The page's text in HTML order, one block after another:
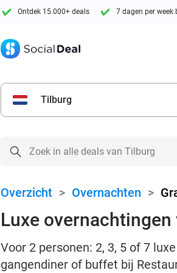
Ontdek 15.000+ deals 7 dagen per week
Tilburg
Overzicht > Overnachten >
Luxe
Voor 2 personen: 2, 3, 5 of 7
gangendiner of buffet bij